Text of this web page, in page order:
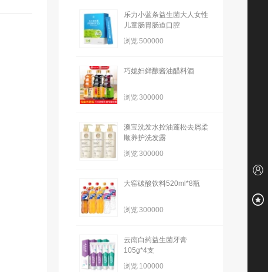
乐力小蓝条益生菌大人女性
儿童肠胃肠道口腔
浏览500000
巧媳妇鲜酿酱油醋料酒
浏览300000
澳宝洗发水控油蓬松去屑柔
顺养护洗发露
浏览300000
大窑碳酸饮料520ml*8瓶
浏览300000
云南白药益生菌牙膏
105g*4支
浏览 100000